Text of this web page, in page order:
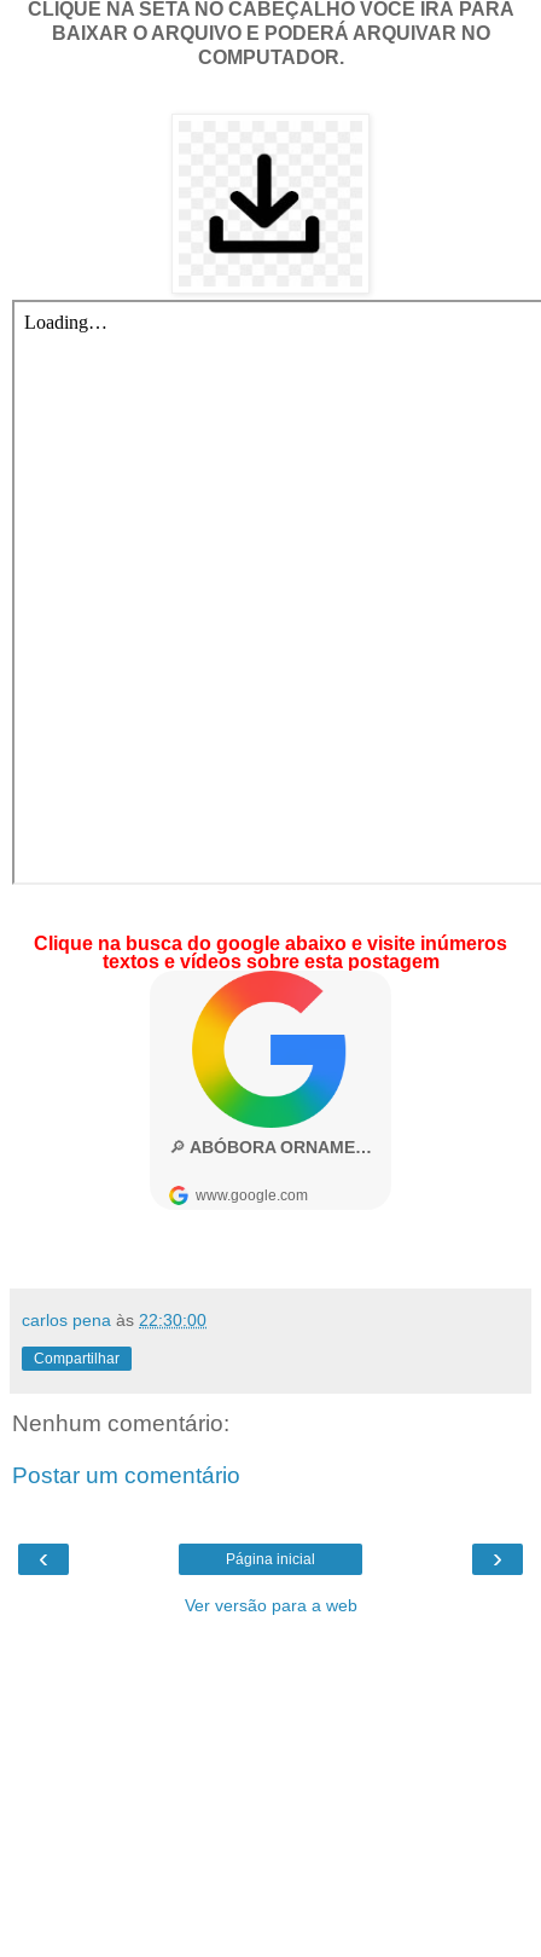
CLIQUE NA SETA NO CABEÇALHO VOCÊ IRÁ PARA
BAIXAR O ARQUIVO E PODERÁ ARQUIVAR NO
COMPUTADOR.
Clique na busca do google abaixo e visite inúmeros
textos e vídeos sobre esta postagem
carlos pena às 22:30:00
Compartilhar
Nenhum comentário:
Postar um comentário
‹ ›
Página inicial
Ver versão para a web